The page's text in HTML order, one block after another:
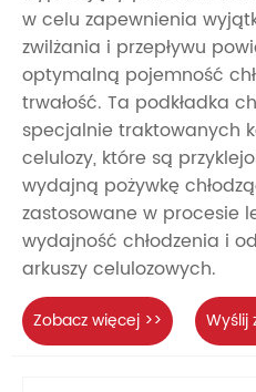
w celu zapewnienia
zwilżania i przepływu
optymalną pojemność
trwałość. Ta podkładka
specjalnie traktowanych
celulozy, które są
wydajną pożywkę
zastosowane w procesie
wydajność chłodzenia i
arkuszy celulozowych.
Zobacz więcej >> Wyślij